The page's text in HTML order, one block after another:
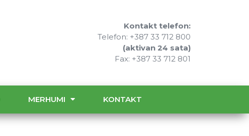
Kontakt telefon:
Telefon: +387 33 712 800
(aktivan 24 sata)
Fax: +387 33 712 801
MERHUMI KONTAKT